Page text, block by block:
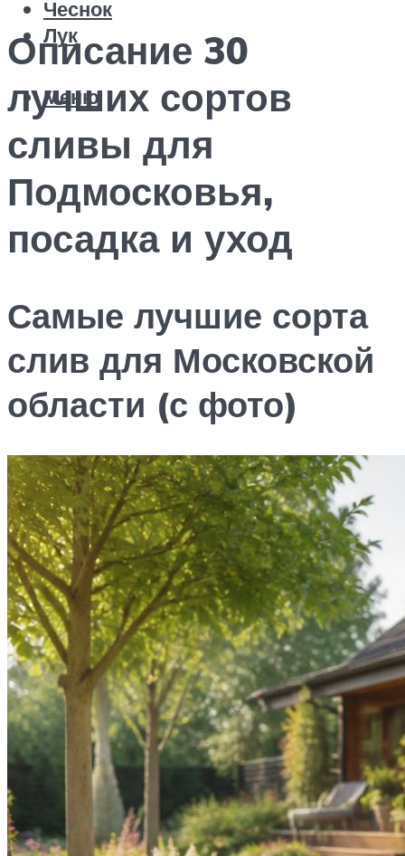
Чеснок
Лук
Меню
Описание 30
лучших сортов
сливы для
Подмосковья,
посадка и уход
Самые лучшие сорта
слив для Московской
области (с фото)